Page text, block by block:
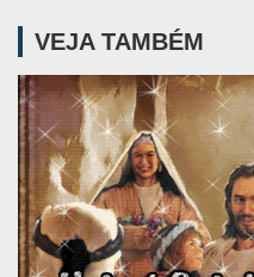
VEJA TAMBÉM